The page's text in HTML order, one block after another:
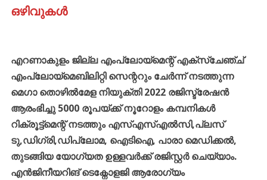
ഒഴിവുകൾ
എറണാകുളം ജില്ല എംപ്ലോയ്മെന്റ് എക്സ്ചേഞ്ച്
എംപ്ലോയ്മെബിലിറ്റി സെന്ററും ചേർന്ന് നടത്തുന്ന
മെഗാ തൊഴിൽമേള നിയുക്തി 2022 രജിസ്ട്രേഷൻ
ആരംഭിച്ചു 5000 രൂപയ്ക്ക് നൂറോളം കമ്പനികൾ
റിക്രൂട്ട്മെന്റ് നടത്തും എസ്എസ്എൽസി,പ്ലസ്
ടു,ഡിഗ്രി,ഡിപ്ലോമ, ഐടിഐ, പാരാ മെഡിക്കൽ,
തുടങ്ങിയ യോഗ്യത ഉള്ളവർക്ക് രജിസ്റ്റർ ചെയ്യാം.
എൻജിനീയറിങ് ടെക്നോളജി ആരോഗ്യം